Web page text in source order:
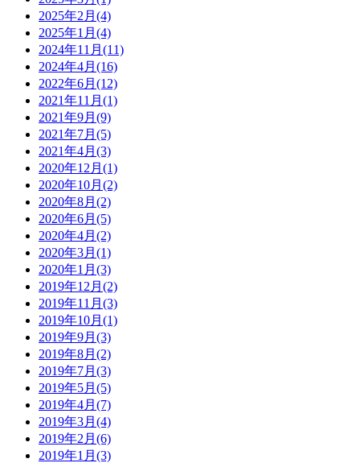
2025年2月 (4)
2025年1月 (4)
2024年11月 (11)
2024年4月 (16)
2022年6月 (12)
2021年11月 (1)
2021年9月 (9)
2021年7月 (5)
2021年4月 (3)
2020年12月 (1)
2020年10月 (2)
2020年8月 (2)
2020年6月 (5)
2020年4月 (2)
2020年3月 (1)
2020年1月 (3)
2019年12月 (2)
2019年11月 (3)
2019年10月 (1)
2019年9月 (3)
2019年8月 (2)
2019年7月 (3)
2019年5月 (5)
2019年4月 (7)
2019年3月 (4)
2019年2月 (6)
2019年1月 (3)